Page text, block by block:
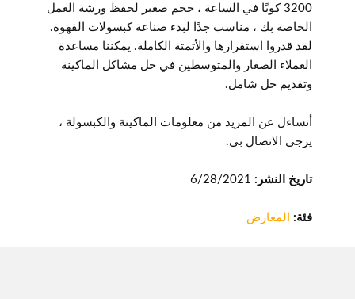
3200 كوبًا في الساعة ، حجم صغير لحفظ ورشة العمل
الخاصة بك ، مناسب جدًا لبدء صناعة كبسولات القهوة.
لقد قدروا استقرارها والأتمتة الكاملة. يمكننا مساعدة
العملاء الصغار والمتوسطين في حل مشاكل الماكينة
وتقديم حل شامل.
أتساءل عن المزيد من معلومات الماكينة والكبسولة ،
يرجى الاتصال بي.
تاريخ النشر:
فئة: المعارض